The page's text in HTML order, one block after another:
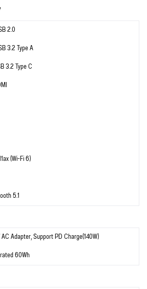
2.0
3.2 Type A
3.2 Type C
(Wi-Fi 6)
5.1
AC Adapter, Support PD Charge(140W)
60Wh